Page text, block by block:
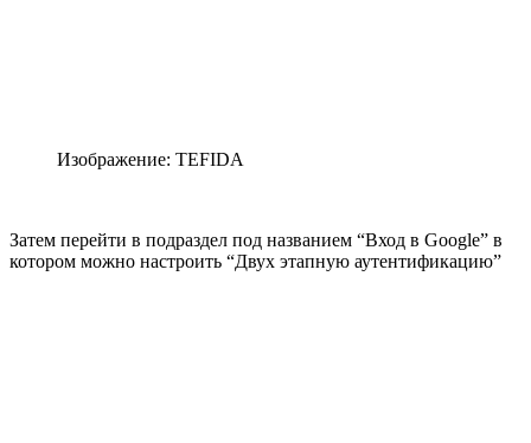
Изображение: TEFIDA
Затем перейти в подраздел под названием “Вход в Google” в
котором можно настроить “Двух этапную аутентификацию”